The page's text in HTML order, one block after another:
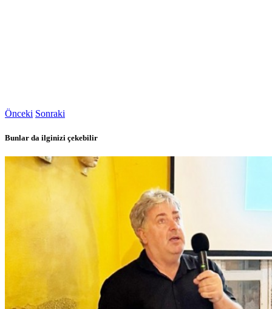
Önceki Sonraki
Bunlar da ilginizi çekebilir